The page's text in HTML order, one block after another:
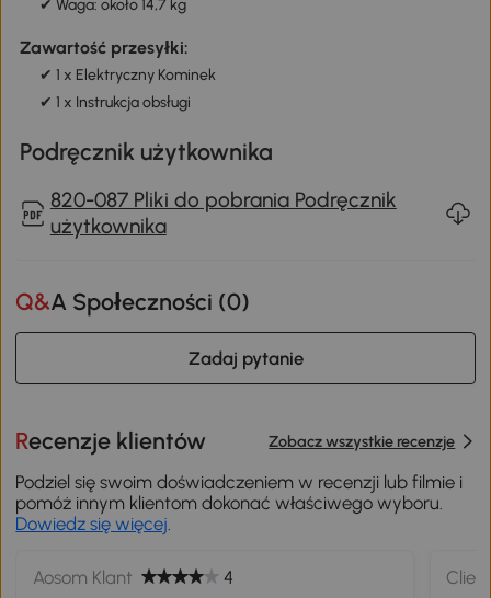
✔ Waga: około 14,7 kg
Zawartość przesyłki:
✔ 1 x Elektryczny Kominek
✔ 1 x Instrukcja obsługi
Podręcznik użytkownika
820-087 Pliki do pobrania Podręcznik
użytkownika
Q&A Społeczności (0)
Zadaj pytanie
Recenzje klientów Zobacz wszystkie recenzje
Podziel się swoim doświadczeniem w recenzji lub filmie i
pomóż innym klientom dokonać właściwego wyboru.
Dowiedz się więcej
Aosom Klant 4